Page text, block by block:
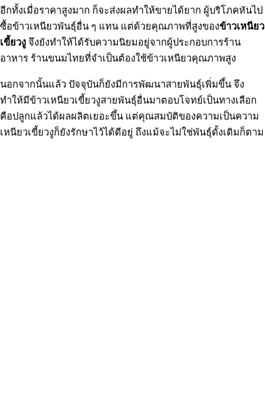
อีกทั้งเมื่อราคาสูงมาก ก็จะส่งผลทำให้ขายได้ยาก ผู้บริโภคหันไป
ซื้อข้าวเหนียวพันธุ์อื่น ๆ แทน แต่ด้วยคุณภาพที่สูงของข้าวเหนียว
เขี้ยวงู จึงยังทำให้ได้รับความนิยมอยู่จากผู้ประกอบการร้าน
อาหาร ร้านขนมไทยที่จำเป็นต้องใช้ข้าวเหนียวคุณภาพสูง
นอกจากนั้นแล้ว ปัจจุบันก็ยังมีการพัฒนาสายพันธุ์เพิ่มขึ้น จึง
ทำให้มีข้าวเหนียวเขี้ยวงูสายพันธุ์อื่นมาตอบโจทย์เป็นทางเลือก
คือปลูกแล้วได้ผลผลิตเยอะขึ้น แต่คุณสมบัติของความเป็นความ
เหนียวเขี้ยวงูก็ยังรักษาไว้ได้ดีอยู่ ถึงแม้จะไม่ใช่พันธุ์ดั้งเดิมก็ตาม